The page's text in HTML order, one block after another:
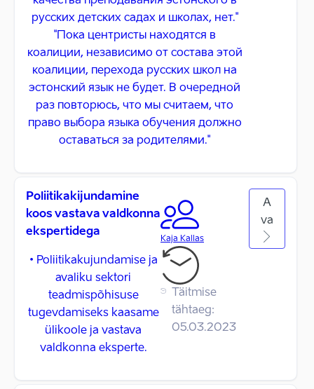
русских детских садах и школах, нет."
"Пока центристы находятся в
коалиции, независимо от состава этой
коалиции, перехода русских школ на
эстонский язык не будет. В очередной
раз повторюсь, что мы считаем, что
право выбора языка обучения должно
оставаться за родителями."
Poliitikakijundamine
koos vastava valdkonna
ekspertidega
• Poliitikakujundamise ja
avaliku sektori
teadmispõhisuse
tugevdamiseks kaasame
ülikoole ja vastava
valdkonna eksperte.
Kaja Kallas
Täitmise
tähtaeg:
05.03.2023
A
va